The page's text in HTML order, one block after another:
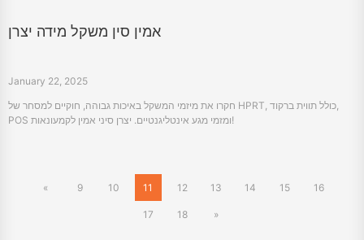
אמין סין משקל מידה יצרן
January 22, 2025
חקרו את מיזמי המשקל באיכות גבוהה, חוקיים למסחר של HPRT, כולל תווית ברקוד,
POS ומזמי מגע אינטליגנטיים. יצרן סיני אמין לקמעונאות!
« 9 10 11 12 13 14 15 16
17 18 »